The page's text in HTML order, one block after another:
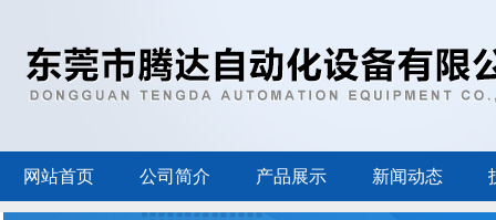
网站首页 公司简介 产品展示 新闻动态